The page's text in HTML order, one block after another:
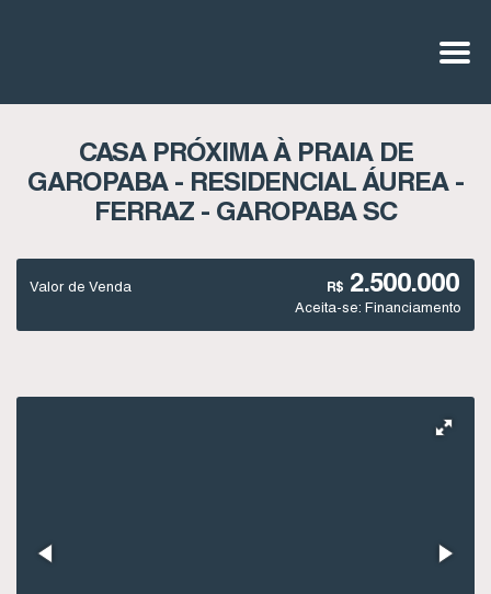
CASA PRÓXIMA À PRAIA DE
GAROPABA - RESIDENCIAL ÁUREA -
FERRAZ - GAROPABA SC
R$ 2.500.000
Valor de Venda
Aceita-se: Financiamento